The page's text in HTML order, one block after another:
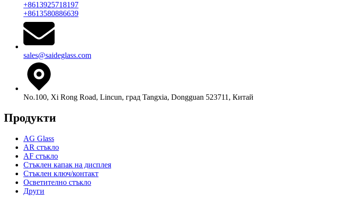
+8613925718197
+8613580886639
sales@saideglass.com
No.100, Xi Rong Road, Lincun, град Tangxia, Dongguan 523711, Китай
Продукти
AG Glass
AR стъкло
AF стъкло
Стъклен капак на дисплея
Стъклен ключ/контакт
Осветително стъкло
Други